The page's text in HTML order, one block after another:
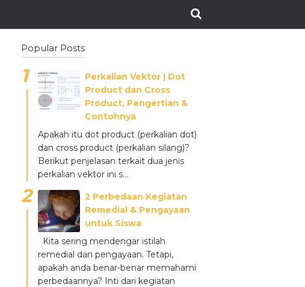
Popular Posts
Perkalian Vektor ǀ Dot
Product dan Cross
Product, Pengertian &
Contohnya
Apakah itu dot product (perkalian dot)
dan cross product (perkalian silang)?
Berikut penjelasan terkait dua jenis
perkalian vektor ini s...
2 Perbedaan Kegiatan
Remedial & Pengayaan
untuk Siswa
Kita sering mendengar istilah
remedial dan pengayaan. Tetapi,
apakah anda benar-benar memahami
perbedaannya? Inti dari kegiatan